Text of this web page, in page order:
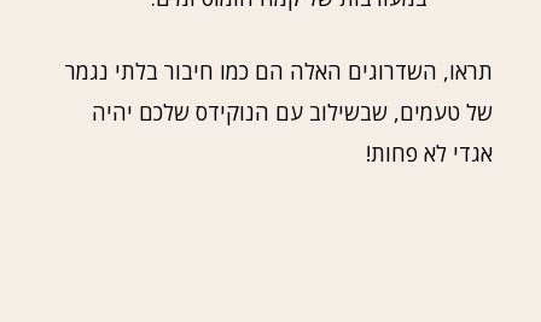
תראו, השדרוגים האלה הם כמו חיבור בלתי נגמר
של טעמים, שבשילוב עם הנוקידס שלכם יהיה
אגדי לא פחות!